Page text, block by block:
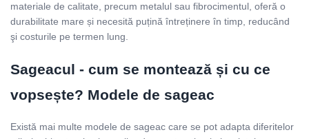
materiale de calitate, precum metalul sau fibrocimentul, oferă o
durabilitate mare și necesită puțină întreținere în timp, reducând
şi costurile pe termen lung.
Sageacul - cum se montează și cu ce
vopsește? Modele de sageac
Există mai multe modele de sageac care se pot adapta diferitelor